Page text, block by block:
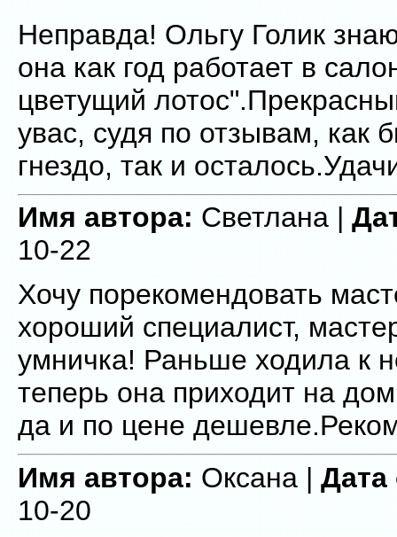
Неправда! Ольгу Голик
она как год работает в
цветущий
увас, судя по отзывам, как
гнездо, так и
Имя автора:Светлана |
10-22
Хочу порекомендовать
хороший специалист,
умничка! Раньше ходила к
теперь она приходит на
да и по цене
Имя автора:Оксана |Дата
10-20